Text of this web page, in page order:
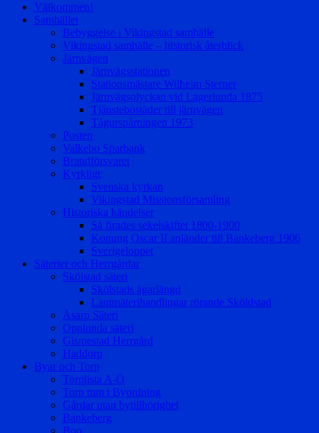
Välkommen!
Samhället
Bebyggelse i Vikingstad samhälle
Vikingstad samhälle – historisk återblick
Järnvägen
Järnvägsstationen
Stationsmästare Wilhelm Sterner
Järnvägsolyckan vid Lagerlunda 1875
Tjänstebostäder till järnvägen
Tågurspårningen 1973
Posten
Valkebo Sparbank
Brandförsvaret
Kyrkligt
Svenska kyrkan
Vikingstad Missionsförsamling
Historiska händelser
Så firades sekelskiftet 1800-1900
Konung Oscar II anländer till Bankeberg 1906
Sverigeloppet
Säterier och Herrgårdar
Skölstad säteri
Skölstads ägarlängd
Lantmäterihandlingar rörande Sköldstad
Åsarp Säteri
Opplunda säteri
Gismestad Herrgård
Haddorp
Byar och Torp
Torplista A-Ö
Torp mm i Byordning
Gårdar utan bytillhörighet
Bankeberg